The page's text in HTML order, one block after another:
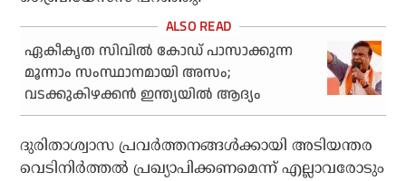
ഏകീകൃത സിവില്‍ കോഡ് പാസാക്കുന്ന
മൂന്നാം സംസ്ഥാനമായി അസം;
വടക്കുകിഴക്കന്‍ ഇന്ത്യയില്‍ ആദ്യം
ദുരിതാശ്വാസ പ്രവര്‍ത്തനങ്ങള്‍ക്കായി അടിയന്തര
വെടിനിര്‍ത്തല്‍ പ്രഖ്യാപിക്കണമെന്ന് എല്ലാവരോടും